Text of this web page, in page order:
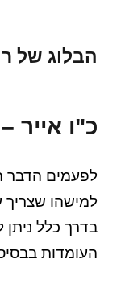
הבלוג של
כ"ו אייר
לפעמים הדבר
למישהו שצריך
בדרך כלל
העומדות